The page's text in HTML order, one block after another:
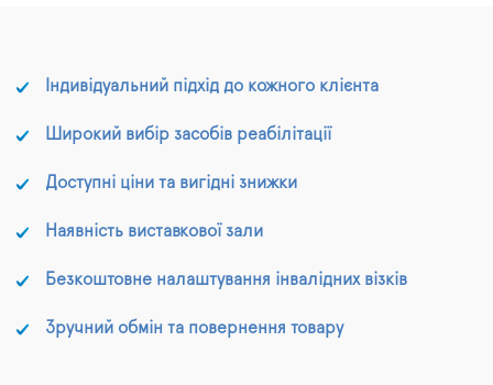
Індивідуальний підхід до кожного клієнта
Широкий вибір засобів реабілітації
Доступні ціни та вигідні знижки
Наявність виставкової зали
Безкоштовне налаштування інвалідних візків
Зручний обмін та повернення товару